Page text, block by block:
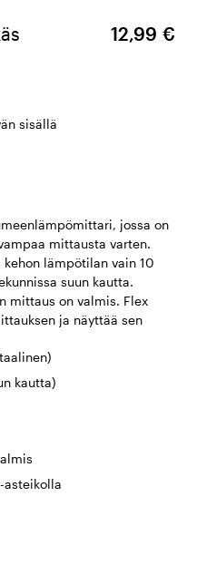
12,99 €
sisällä
jossa on
mittausta varten.
lämpötilan vain 10
suun kautta.
mittaus on valmis. Flex
ja näyttää sen
kautta)
asteikolla